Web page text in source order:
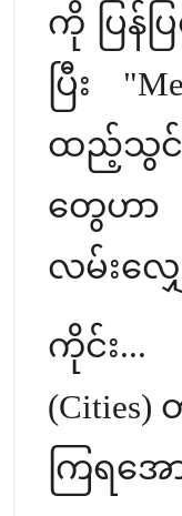
ကို ပြန်
ပြီး
ထည့်သွင်
တွေဟာ
လမ်းလျှ
ကိုင်း...
(Cities)
ကြရအေ